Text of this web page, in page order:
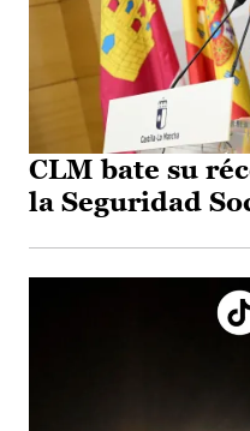
CLM bate su
la Seguridad